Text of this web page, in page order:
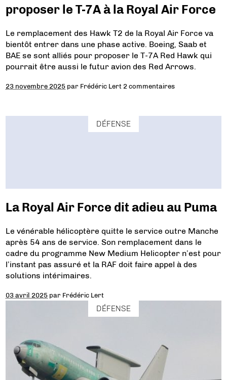
proposer le T-7A à la Royal Air Force
Le remplacement des Hawk T2 de la Royal Air Force va
bientôt entrer dans une phase active. Boeing, Saab et
BAE se sont alliés pour proposer le T-7A Red Hawk qui
pourrait être aussi le futur avion des Red Arrows.
23 novembre 2025 par Frédéric Lert 2 commentaires
DÉFENSE
La Royal Air Force dit adieu au Puma
Le vénérable hélicoptère quitte le service outre Manche
après 54 ans de service. Son remplacement dans le
cadre du programme New Medium Helicopter n’est pour
l’instant pas assuré et la RAF doit faire appel à des
solutions intérimaires.
03 avril 2025 par Frédéric Lert
DÉFENSE